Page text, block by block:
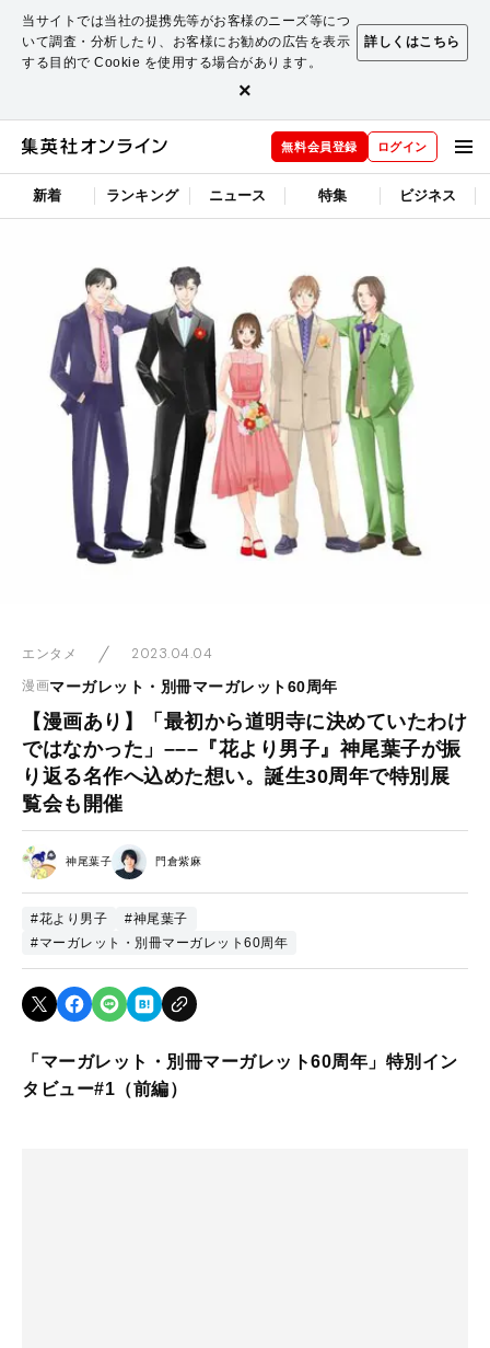
当サイトでは当社の提携先等がお客様のニーズ等につ
いて調査・分析したり、お客様にお勧めの広告を表示
する目的で Cookie を使用する場合があります。
詳しくはこちら
×
無料会員登録 ログイン
新着 ランキング ニュース 特集 ビジネス
エンタメ 2023.04.04
漫画マーガレット・別冊マーガレット60周年
【漫画あり】「最初から道明寺に決めていたわけ
ではなかった」–––『花より男子』神尾葉子が振
り返る名作へ込めた想い。誕生30周年で特別展
覧会も開催
神尾葉子 門倉紫麻
#花より男子
#神尾葉子
#マーガレット・別冊マーガレット60周年
「マーガレット・別冊マーガレット60周年」特別イン
タビュー#1（前編）